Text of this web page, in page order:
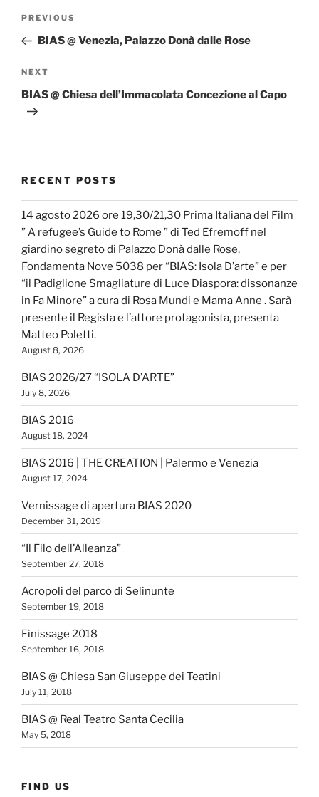
Previous
Post
PREVIOUS
BIAS @ Venezia, Palazzo Donà dalle Rose
Next
Post
NEXT
BIAS @ Chiesa dell’Immacolata Concezione al Capo
RECENT POSTS
14 agosto 2026 ore 19,30/21,30 Prima Italiana del Film
” A refugee’s Guide to Rome ” di Ted Efremoff nel
giardino segreto di Palazzo Donà dalle Rose,
Fondamenta Nove 5038 per “BIAS: Isola D’arte” e per
“il Padiglione Smagliature di Luce Diaspora: dissonanze
in Fa Minore” a cura di Rosa Mundi e Mama Anne . Sarà
presente il Regista e l’attore protagonista, presenta
Matteo Poletti.
August 8, 2026
BIAS 2026/27 “ISOLA D’ARTE”
July 8, 2026
BIAS 2016
August 18, 2024
BIAS 2016 | THE CREATION | Palermo e Venezia
August 17, 2024
Vernissage di apertura BIAS 2020
December 31, 2019
“Il Filo dell’Alleanza”
September 27, 2018
Acropoli del parco di Selinunte
September 19, 2018
Finissage 2018
September 16, 2018
BIAS @ Chiesa San Giuseppe dei Teatini
July 11, 2018
BIAS @ Real Teatro Santa Cecilia
May 5, 2018
FIND US